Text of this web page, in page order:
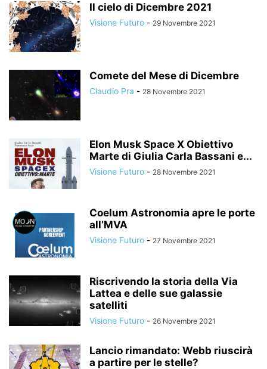
Il cielo di Dicembre 2021
Visione Futuro - 29 Novembre 2021
Comete del Mese di Dicembre
Claudio Pra - 28 Novembre 2021
Elon Musk Space X Obiettivo
Marte di Giulia Carla Bassani e...
Visione Futuro - 28 Novembre 2021
Coelum Astronomia apre le porte
all’MVA
Visione Futuro - 27 Novembre 2021
Riscrivendo la storia della Via
Lattea e delle sue galassie
satelliti
Visione Futuro - 26 Novembre 2021
Lancio rimandato: Webb riuscirà
a partire per le stelle?